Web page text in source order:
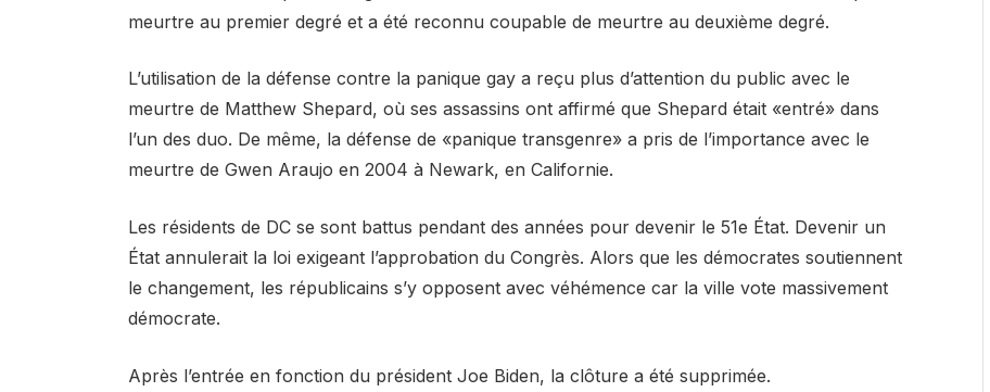
meurtre au premier degré et a été reconnu coupable de meurtre au deuxième degré.
L’utilisation de la défense contre la panique gay a reçu plus d’attention du public avec le
meurtre de Matthew Shepard, où ses assassins ont affirmé que Shepard était «entré» dans
l’un des duo. De même, la défense de «panique transgenre» a pris de l’importance avec le
meurtre de Gwen Araujo en 2004 à Newark, en Californie.
Les résidents de DC se sont battus pendant des années pour devenir le 51e État. Devenir un
État annulerait la loi exigeant l’approbation du Congrès. Alors que les démocrates soutiennent
le changement, les républicains s’y opposent avec véhémence car la ville vote massivement
démocrate.
Après l’entrée en fonction du président Joe Biden, la clôture a été supprimée.